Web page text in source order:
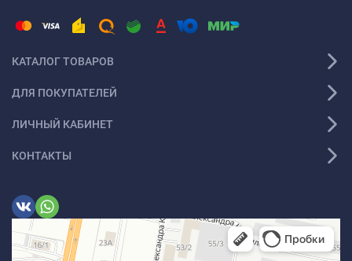
КАТАЛОГ ТОВАРОВ
ДЛЯ ПОКУПАТЕЛЕЙ
ЛИЧНЫЙ КАБИНЕТ
КОНТАКТЫ